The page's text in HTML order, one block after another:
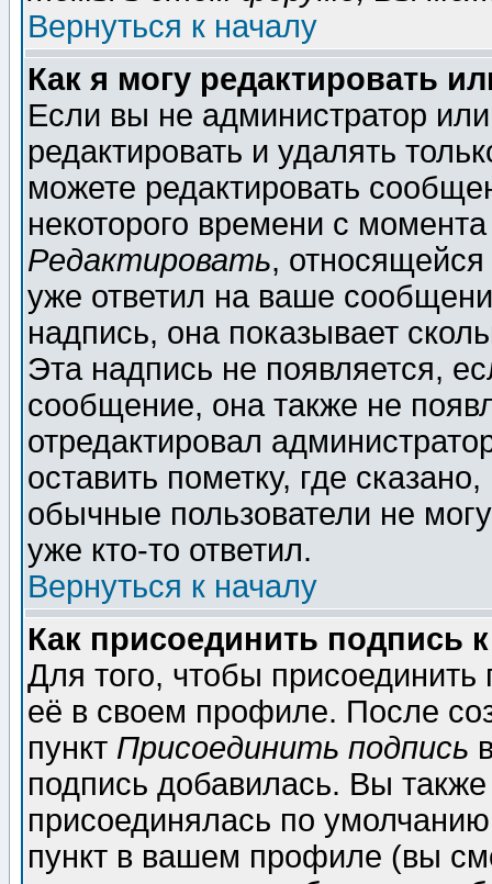
Вернуться к началу
Как я могу редактировать
Если вы не администратор
редактировать и удалять
можете редактировать
некоторого времени с
Редактировать,
уже ответил на ваше
надпись, она показывает
Эта надпись не появляется,
сообщение, она также не
отредактировал
оставить пометку, где
обычные пользователи не
уже кто-то ответил.
Вернуться к началу
Как присоединить подпись
Для того, чтобы
её в своем профиле. После
пункт Присоединить подпись
подпись добавилась. Вы
присоединялась по
пункт в вашем профиле (вы